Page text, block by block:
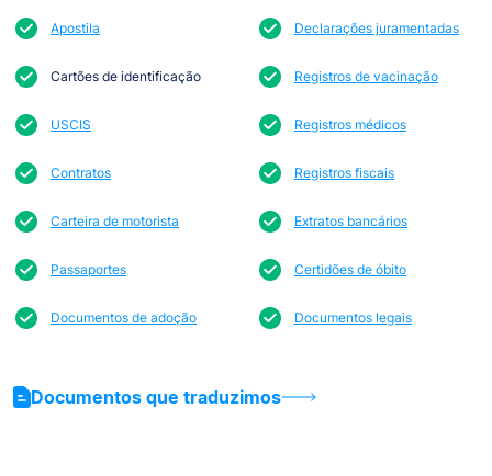
Apostila Declarações juramentadas
Cartões de identificação Registros de vacinação
USCIS Registros médicos
Contratos Registros fiscais
Carteira de motorista Extratos bancários
Passaportes Certidões de óbito
Documentos de adoção Documentos legais
Documentos que traduzimos